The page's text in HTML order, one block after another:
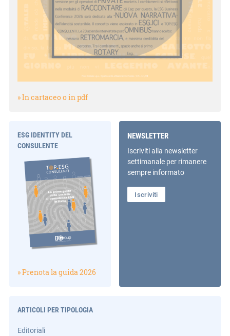
» In cartaceo o in pdf
ESG IDENTITY DEL
CONSULENTE
» Prenota la guida 2026
NEWSLETTER
Iscriviti alla newsletter
settimanale per rimanere
sempre informato
Iscriviti
ARTICOLI PER TIPOLOGIA
Editoriali